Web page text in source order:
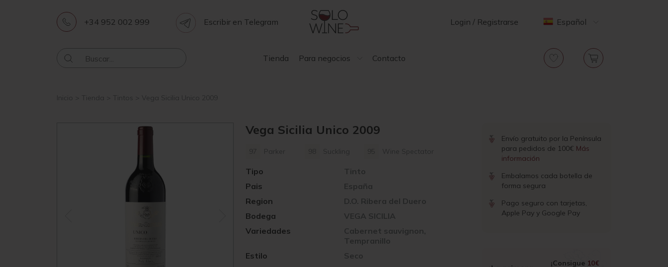
+34 952 002 999 Escribir en Telegram Login / Registrarse Español
Tienda Para negocios Contacto
Inicio Tienda Tintos Vega Sicilia Unico 2009
Vega Sicilia Unico 2009
Parker Suckling Wine Spectator
Pais España
Region D.O. Ribera del Duero
Bodega VEGA SICILIA
Variedades
Cabernet sauvignon,
Tempranillo
Tipo Tinto
Estilo Seco
Envío gratuito por la Península
para pedidos de 100€ Más
información
Embalamos cada botella de
forma segura
Pago seguro con tarjetas,
Apple Pay y Google Pay
¡Consigue 10€